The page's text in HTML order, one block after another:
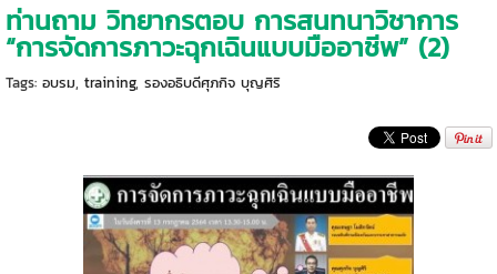
ท่านถาม วิทยากรตอบ การสนทนาวิชาการ
“การจัดการภาวะฉุกเฉินแบบมืออาชีพ” (2)
Tags: อบรม, training, รองอธิบดีศุภกิจ บุญศิริ